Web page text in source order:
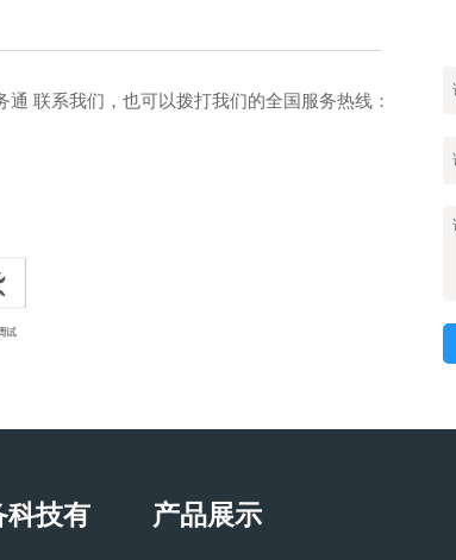
联系我们，也可以拨打我们的全国服务热线：
科技有
产品展示